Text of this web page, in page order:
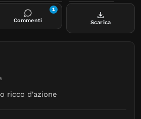
di un nemico inaspettato.
Commenti
1
Scarica
ricco d'azione